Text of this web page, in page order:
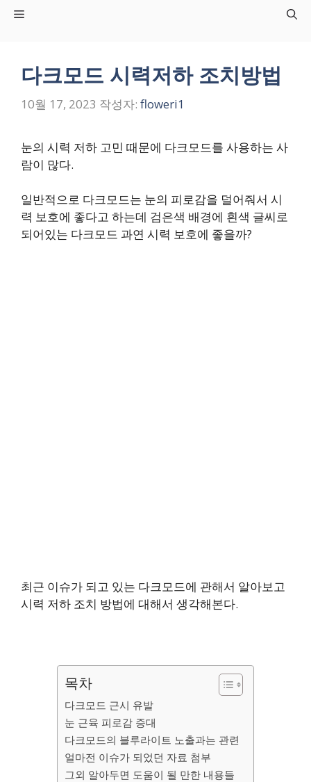
Menu
다크모드 시력저하 조치방법
10월 17, 2023 작성자: floweri1
눈의 시력 저하 고민 때문에 다크모드를 사용하는 사
람이 많다.
일반적으로 다크모드는 눈의 피로감을 덜어줘서 시
력 보호에 좋다고 하는데 검은색 배경에 흰색 글씨로
되어있는 다크모드 과연 시력 보호에 좋을까?
최근 이슈가 되고 있는 다크모드에 관해서 알아보고
시력 저하 조치 방법에 대해서 생각해본다.
목차
다크모드 근시 유발
눈 근육 피로감 증대
다크모드의 블루라이트 노출과는 관련
얼마전 이슈가 되었던 자료 첨부
그외 알아두면 도움이 될 만한 내용들